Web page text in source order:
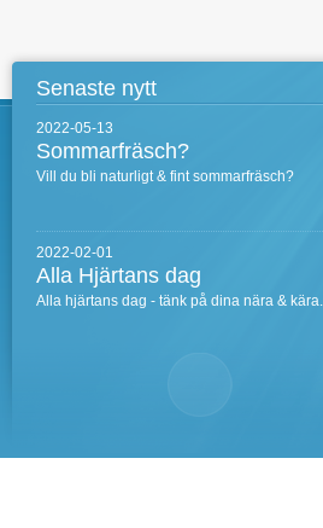
Senaste nytt
2022-05-13
Sommarfräsch?
Vill du bli naturligt & fint sommarfräsch?
2022-02-01
Alla Hjärtans dag
Alla hjärtans dag - tänk på dina nära &